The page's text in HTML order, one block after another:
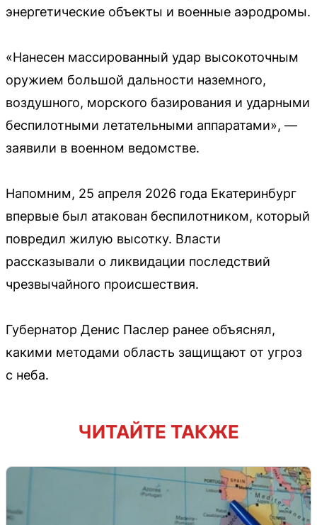
энергетические объекты и военные аэродромы.
«Нанесен массированный удар высокоточным
оружием большой дальности наземного,
воздушного, морского базирования и ударными
беспилотными летательными аппаратами», —
заявили в военном ведомстве.
Напомним, 25 апреля 2026 года Екатеринбург
впервые был атакован беспилотником, который
повредил жилую высотку. Власти
рассказывали о ликвидации последствий
чрезвычайного происшествия.
Губернатор Денис Паслер ранее объяснял,
какими методами область защищают от угроз
с неба.
ЧИТАЙТЕ ТАКЖЕ